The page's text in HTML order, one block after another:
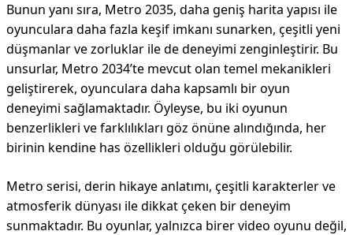
Bunun yanı sıra, Metro 2035, daha geniş harita yapısı ile
oyunculara daha fazla keşif imkanı sunarken, çeşitli yeni
düşmanlar ve zorluklar ile de deneyimi zenginleştirir. Bu
unsurlar, Metro 2034’te mevcut olan temel mekanikleri
geliştirerek, oyunculara daha kapsamlı bir oyun
deneyimi sağlamaktadır. Öyleyse, bu iki oyunun
benzerlikleri ve farklılıkları göz önüne alındığında, her
birinin kendine has özellikleri olduğu görülebilir.
Metro serisi, derin hikaye anlatımı, çeşitli karakterler ve
atmosferik dünyası ile dikkat çeken bir deneyim
sunmaktadır. Bu oyunlar, yalnızca birer video oyunu değil,